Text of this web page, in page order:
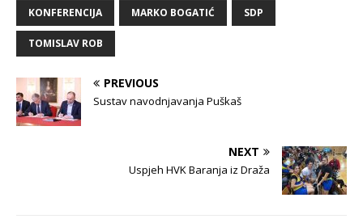
KONFERENCIJA MARKO BOGATIĆ SDP
TOMISLAV ROB
PREVIOUS
Sustav navodnjavanja Puškaš
NEXT
Uspjeh HVK Baranja iz Draža